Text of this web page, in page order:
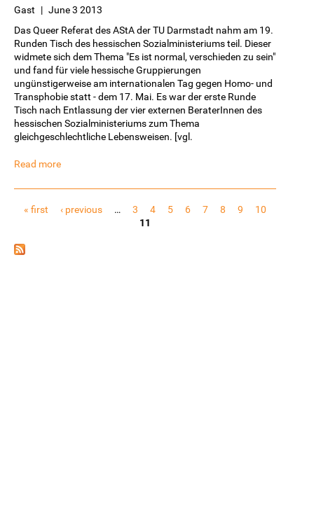
Gast | June 3 2013
Das Queer Referat des AStA der TU Darmstadt nahm am 19.
Runden Tisch des hessischen Sozialministeriums teil. Dieser
widmete sich dem Thema "Es ist normal, verschieden zu sein"
und fand für viele hessische Gruppierungen
ungünstigerweise am internationalen Tag gegen Homo- und
Transphobie statt - dem 17. Mai. Es war der erste Runde
Tisch nach Entlassung der vier externen BeraterInnen des
hessischen Sozialministeriums zum Thema
gleichgeschlechtliche Lebensweisen. [vgl.
Read more
« first ‹ previous … 3 4 5 6 7 8 9
10
11